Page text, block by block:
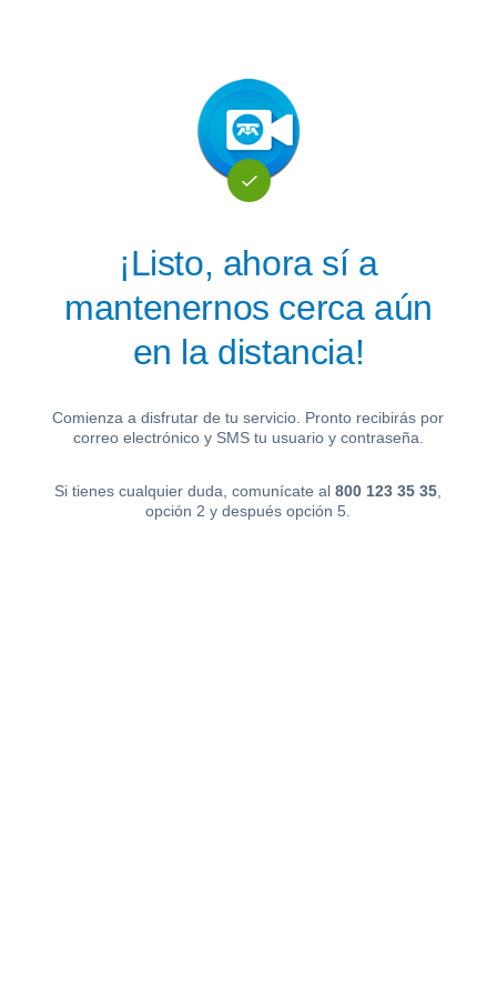
¡Listo, ahora sí a
mantenernos cerca aún
en la distancia!
Comienza a disfrutar de tu servicio. Pronto recibirás por
correo electrónico y SMS tu usuario y contraseña.
Si tienes cualquier duda, comunícate al800 123 35 35
opción 2 y después opción 5.